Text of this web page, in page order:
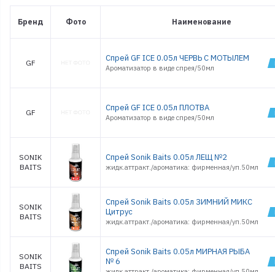
Бренд Фото Наименование
GF Спрей GF ICE 0.05л ЧЕРВЬ С МОТЫЛЕМ
Ароматизатор в виде спрея/50мл
GF Спрей GF ICE 0.05л ПЛОТВА
Ароматизатор в виде спрея/50мл
SONIK
BAITS
Спрей Sonik Baits 0.05л ЛЕЩ №2
жидк.аттракт./ароматика: фирменная/уп.50мл
SONIK
BAITS
Спрей Sonik Baits 0.05л ЗИМНИЙ МИКС
Цитрус
жидк.аттракт./ароматика: фирменная/уп.50мл
SONIK
BAITS
Спрей Sonik Baits 0.05л МИРНАЯ РЫБА
№ 6